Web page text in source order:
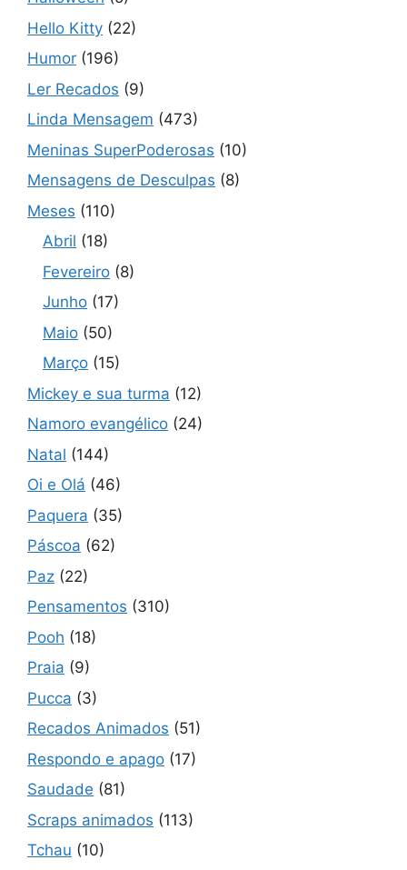
Hello Kitty (22)
Humor (196)
Ler Recados (9)
Linda Mensagem (473)
Meninas SuperPoderosas (10)
Mensagens de Desculpas (8)
Meses (110)
Abril (18)
Fevereiro (8)
Junho (17)
Maio (50)
Março (15)
Mickey e sua turma (12)
Namoro evangélico (24)
Natal (144)
Oi e Olá (46)
Paquera (35)
Páscoa (62)
Paz (22)
Pensamentos (310)
Pooh (18)
Praia (9)
Pucca (3)
Recados Animados (51)
Respondo e apago (17)
Saudade (81)
Scraps animados (113)
Tchau (10)